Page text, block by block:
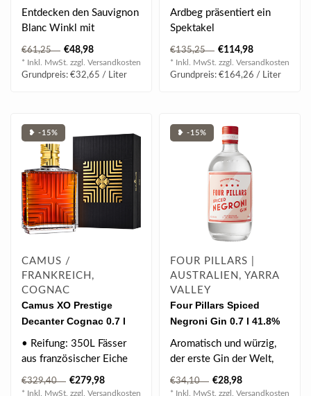
Magnum 1.5 l
Entdecken den Sauvignon
Blanc Winkl mit
fruchtigen Aromen von
Aprikose und Manda..
€61,25 €48,98
* Inkl. MwSt. zzgl. Versandkosten
Grundpreis: €32,65 / Liter
46 % vol
Ardbeg präsentiert ein
Spektakel
außergewöhnlicher
Aromen. Werdet Zeuge
eines..
€135,25 €114,98
* Inkl. MwSt. zzgl. Versandkosten
Grundpreis: €164,26 / Liter
❥ -15%
CAMUS /
FRANKREICH,
COGNAC
Camus XO Prestige
Decanter Cognac 0.7 l
40% vol
• Reifung: 350L Fässer
aus französischer Eiche
• Terroir: Cognac
(verschi..
€329,40 €279,98
* Inkl. MwSt. zzgl. Versandkosten
❥ -15%
FOUR PILLARS |
AUSTRALIEN, YARRA
VALLEY
Four Pillars Spiced
Negroni Gin 0.7 l 41.8%
vol
Aromatisch und würzig,
der erste Gin der Welt,
der für einen Negroni
geschaffe..
€34,10 €28,98
* Inkl. MwSt. zzgl. Versandkosten